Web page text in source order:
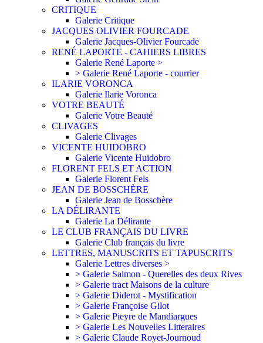
CRITIQUE
Galerie Critique
JACQUES OLIVIER FOURCADE
Galerie Jacques-Olivier Fourcade
RENÉ LAPORTE - CAHIERS LIBRES
Galerie René Laporte >
> Galerie René Laporte - courrier
ILARIE VORONCA
Galerie Ilarie Voronca
VOTRE BEAUTÉ
Galerie Votre Beauté
CLIVAGES
Galerie Clivages
VICENTE HUIDOBRO
Galerie Vicente Huidobro
FLORENT FELS ET ACTION
Galerie Florent Fels
JEAN DE BOSSCHÈRE
Galerie Jean de Bosschère
LA DÉLIRANTE
Galerie La Délirante
LE CLUB FRANÇAIS DU LIVRE
Galerie Club français du livre
LETTRES, MANUSCRITS ET TAPUSCRITS
Galerie Lettres diverses >
> Galerie Salmon - Querelles des deux Rives
> Galerie tract Maisons de la culture
> Galerie Diderot - Mystification
> Galerie Françoise Gilot
> Galerie Pieyre de Mandiargues
> Galerie Les Nouvelles Litteraires
> Galerie Claude Royet-Journoud